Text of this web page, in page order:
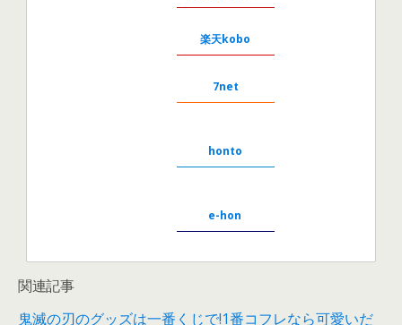
楽天kobo
7net
honto
e-hon
関連記事
鬼滅の刃のグッズは一番くじで!1番コフレなら可愛いだ